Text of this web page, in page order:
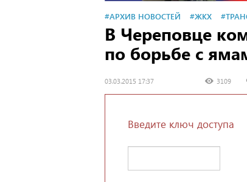
#АРХИВ НОВОСТЕЙ #ЖКХ
В Череповце
по борьбе с
03.03.2015 17:37 3109
Введите ключ доступа